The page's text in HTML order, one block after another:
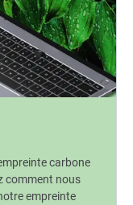
carbone
comment nous
empreinte